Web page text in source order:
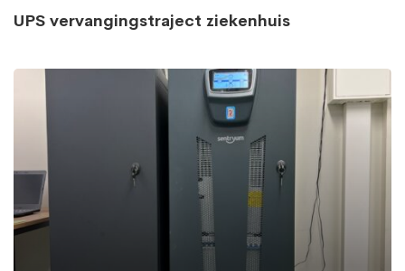
UPS vervangingstraject ziekenhuis